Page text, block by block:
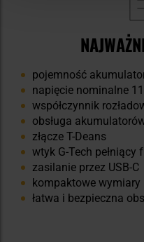
pojemność
napięcie nominalne
współczynnik
obsługa
złącze T-Deans
wtyk G-Tech pełniący
zasilanie przez USB-C
kompaktowe wymiary
łatwa i bezpieczna